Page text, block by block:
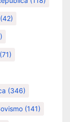
(42)
(71)
(346)
(141)